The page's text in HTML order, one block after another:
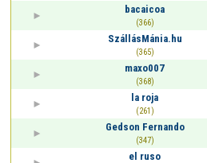
bacaicoa
(366)
SzállásMánia.hu
(365)
maxo007
(368)
la roja
(261)
Gedson Fernando
(347)
el ruso